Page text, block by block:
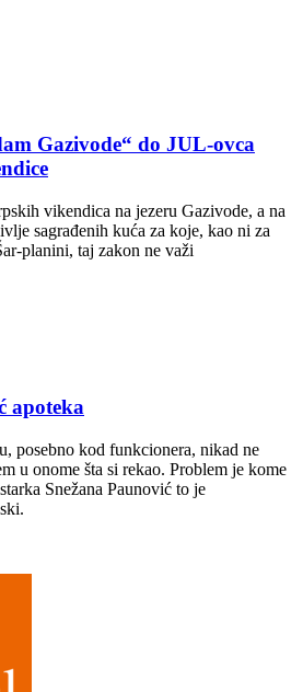
Gazivode“ do JUL-ovca
vikendica na jezeru Gazivode, a na
sagrađenih kuća za koje, kao ni za
planini, taj zakon ne važi
apoteka
posebno kod funkcionera, nikad ne
u onome šta si rekao. Problem je kome
Snežana Paunović to je